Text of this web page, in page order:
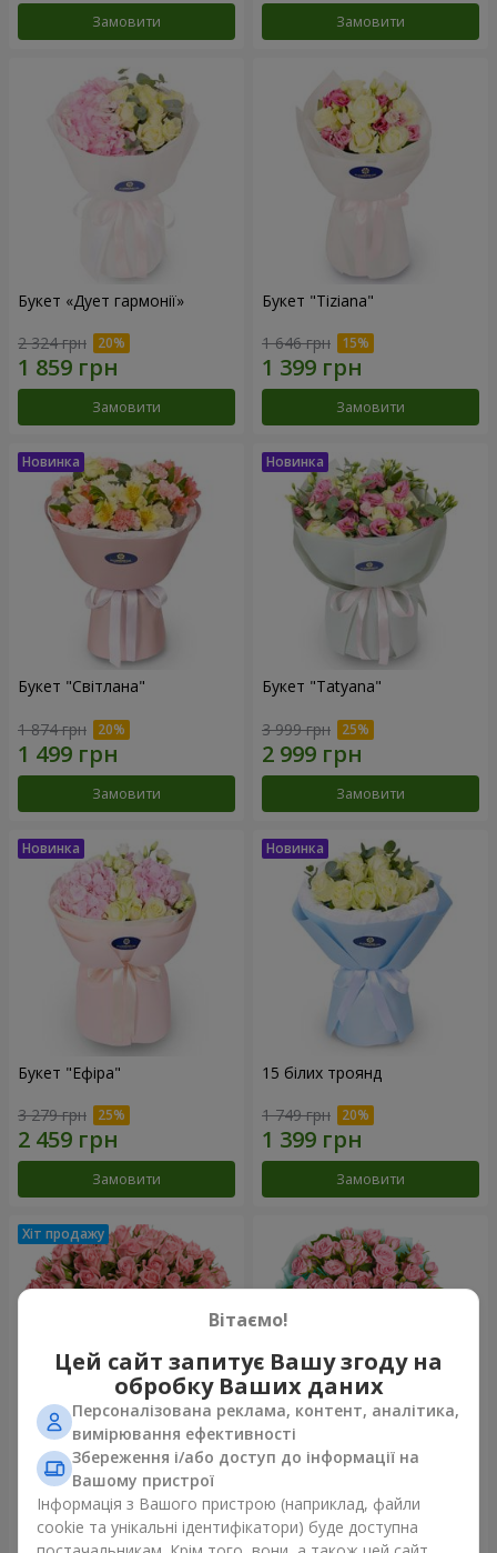
Замовити Замовити
Букет «Дует гармонії»
2 324 грн
Замовити
Букет "Tiziana"
1 646 грн
Замовити
Букет "Світлана"
1 874 грн
Замовити
Букет "Tatyana"
3 999 грн
Замовити
Букет "Ефіра"
3 279 грн
Замовити
15 білих троянд
1 749 грн
Замовити
Квіти в коробці "Рожевий
оазис"
2 824 грн
Композиція "Балада про
маму"
2 199 грн
Вітаємо!
Цей сайт запитує Вашу згоду на
обробку Ваших даних
Персоналізована реклама, контент, аналітика,
вимірювання ефективності
Збереження і/або доступ до інформації на
Вашому пристрої
Інформація з Вашого пристрою (наприклад, файли
cookie та унікальні ідентифікатори) буде доступна